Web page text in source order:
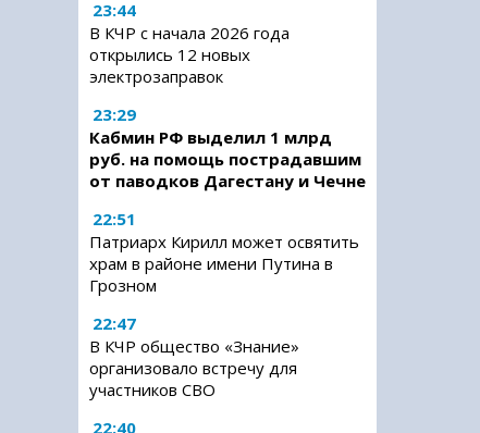
23:44
В КЧР с начала 2026 года
открылись 12 новых
электрозаправок
23:29
Кабмин РФ выделил 1 млрд
руб. на помощь пострадавшим
от паводков Дагестану и Чечне
22:51
Патриарх Кирилл может освятить
храм в районе имени Путина в
Грозном
22:47
В КЧР общество «Знание»
организовало встречу для
участников СВО
22:40